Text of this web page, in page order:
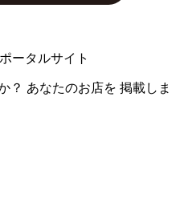
ータルサイト
？ あなたのお店を 掲載しま